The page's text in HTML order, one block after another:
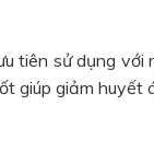
tiên sử dụng với
giúp giảm huyết